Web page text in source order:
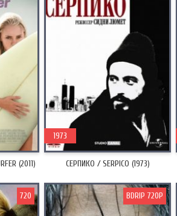
(2011) СЕРПИКО / SERPICO (1973)
1973
720 BDRIP 720P